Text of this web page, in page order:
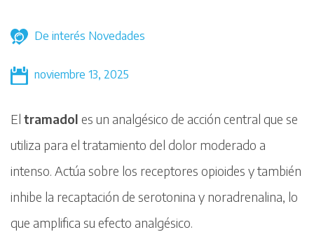
De interés Novedades
noviembre 13, 2025
El tramadol es un analgésico de acción central que se
utiliza para el tratamiento del dolor moderado a
intenso. Actúa sobre los receptores opioides y también
inhibe la recaptación de serotonina y noradrenalina, lo
que amplifica su efecto analgésico.